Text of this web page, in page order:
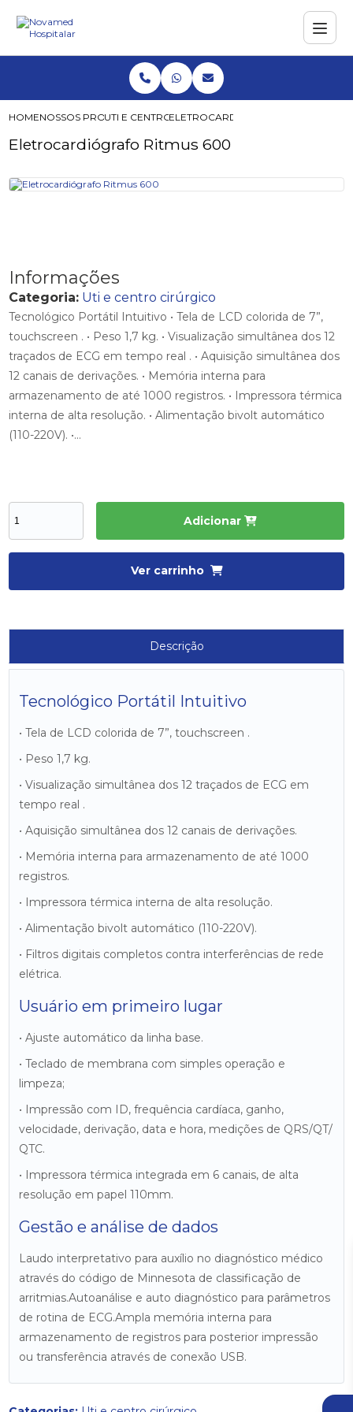
HOMENOSSOS PRODUTOSUTI E CENTRO CIRÚRGICOELETROCARDIÓGRAFO RITMUS 600
Eletrocardiógrafo Ritmus 600
Informações
Categoria: Uti e centro cirúrgico
Tecnológico Portátil Intuitivo • Tela de LCD colorida de 7”,
touchscreen . • Peso 1,7 kg. • Visualização simultânea dos 12
traçados de ECG em tempo real . • Aquisição simultânea dos
12 canais de derivações. • Memória interna para
armazenamento de até 1000 registros. • Impressora térmica
interna de alta resolução. • Alimentação bivolt automático
(110-220V). •...
Adicionar
Ver carrinho
Descrição
Tecnológico Portátil Intuitivo
• Tela de LCD colorida de 7”, touchscreen .
• Peso 1,7 kg.
• Visualização simultânea dos 12 traçados de ECG em
tempo real .
• Aquisição simultânea dos 12 canais de derivações.
• Memória interna para armazenamento de até 1000
registros.
• Impressora térmica interna de alta resolução.
• Alimentação bivolt automático (110-220V).
• Filtros digitais completos contra interferências de rede
elétrica.
Usuário em primeiro lugar
• Ajuste automático da linha base.
• Teclado de membrana com simples operação e
limpeza;
• Impressão com ID, frequência cardíaca, ganho,
velocidade, derivação, data e hora, medições de QRS/QT/
QTC.
• Impressora térmica integrada em 6 canais, de alta
resolução em papel 110mm.
Gestão e análise de dados
Laudo interpretativo para auxílio no diagnóstico médico
através do código de Minnesota de classificação de
arritmias.Autoanálise e auto diagnóstico para parâmetros
de rotina de ECG.Ampla memória interna para
armazenamento de registros para posterior impressão
ou transferência através de conexão USB.